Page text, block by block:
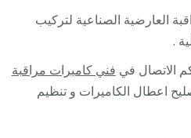
العارضية الصناعية لتركيب
.
الاتصال في فني كاميرات مراقبة
اعطال الكاميرات و تنظيم